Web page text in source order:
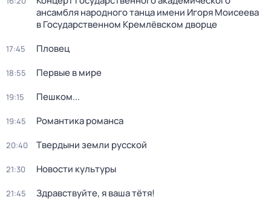
ансамбля народного танца имени Игоря Моисеева
в Государственном Кремлёвском дворце
17:45 Пловец
18:55 Первые в мире
19:15 Пешком...
19:45 Романтика романса
20:40 Твердыни земли русской
21:30 Новости культуры
21:45 Здравствуйте, я ваша тётя!